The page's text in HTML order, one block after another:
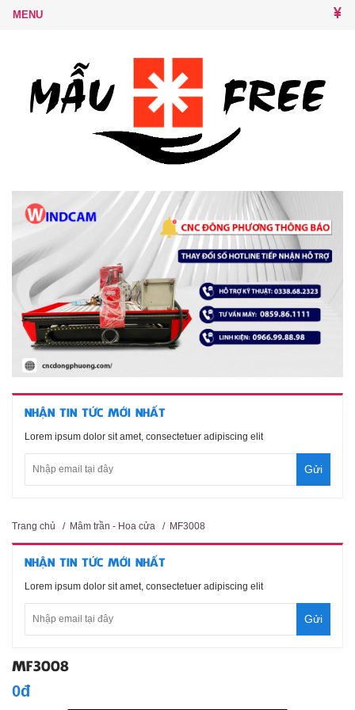
NHẬN TIN TỨC MỚI NHẤT
Lorem ipsum dolor sit amet, consectetuer adipiscing elit
Trang chủ / Mâm trần - Hoa cửa / MF3008
NHẬN TIN TỨC MỚI NHẤT
Lorem ipsum dolor sit amet, consectetuer adipiscing elit
MF3008
0đ